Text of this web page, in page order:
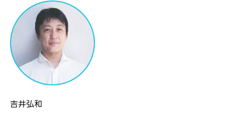
吉井弘和